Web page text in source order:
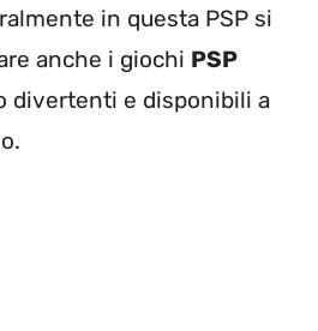
in questa PSP si
anche i giochi PSP
divertenti e disponibili a